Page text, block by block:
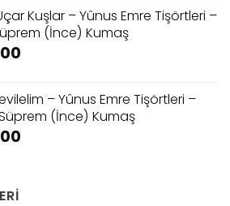
Kuşlar – Yûnus Emre Tişörtleri –
(İnce) Kumaş
– Yûnus Emre Tişörtleri –
(İnce) Kumaş